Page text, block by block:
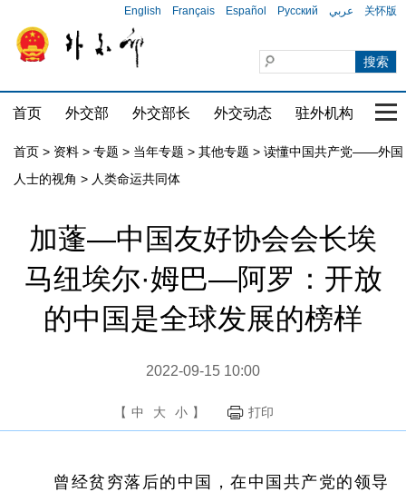
English Français Español Русский عربي 关怀版
首页 外交部 外交部长 外交动态 驻外机构 国
首页 > 资料 > 专题 > 当年专题 > 其他专题 > 读懂中国共产党——外国
人士的视角 > 人类命运共同体
加蓬—中国友好协会会长埃
马纽埃尔·姆巴—阿罗：开放
的中国是全球发展的榜样
2022-09-15 10:00
【 中 大 小 】 打印
曾经贫穷落后的中国，在中国共产党的领导